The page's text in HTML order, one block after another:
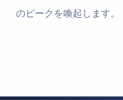
のピークを喚起します。